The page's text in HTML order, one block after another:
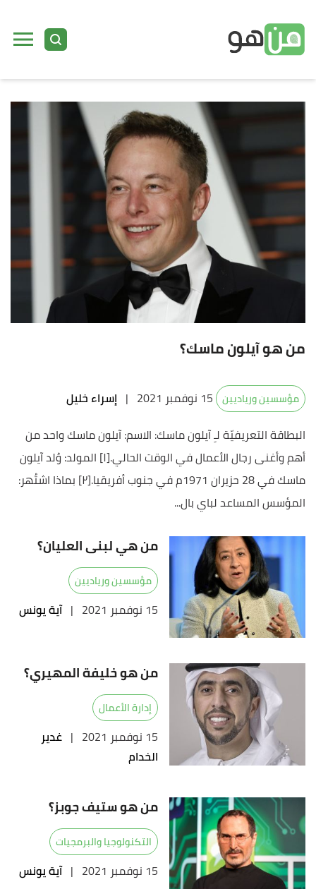
من هو آيلون ماسك؟
مؤسسين ورياديين 15 نوفمبر 2021 | إسراء خليل
البطاقة التعريفيّة لـِ آيلون ماسك: الاسم: آيلون ماسك واحد من
أهم وأغنى رجال الأعمال في الوقت الحالي.[١] المولد: وُلد آيلون
ماسك في 28 حزيران 1971م في جنوب أفريقيا.[٢] بماذا اشتُهر:
المؤسس المساعد لباي بال...
من هي لبنى العليان؟
مؤسسين ورياديين
15 نوفمبر 2021 | آية يونس
من هو خليفة المهيري؟
إدارة الأعمال
15 نوفمبر 2021 | غدير
الخدام
من هو ستيف جوبز؟
التكنولوجيا والبرمجيات
15 نوفمبر 2021 | آية يونس